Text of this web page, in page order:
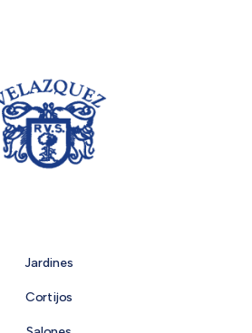
Jardines
Cortijos